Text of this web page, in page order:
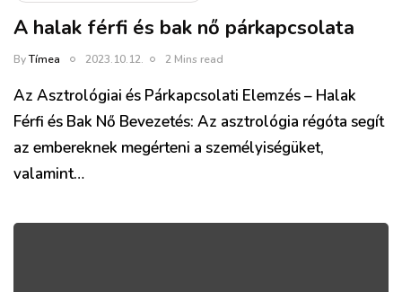
A halak férfi és bak nő párkapcsolata
ByTímea 2023.10.12. 2 Mins read
Az Asztrológiai és Párkapcsolati Elemzés – Halak
Férfi és Bak Nő Bevezetés: Az asztrológia régóta segít
az embereknek megérteni a személyiségüket,
valamint…